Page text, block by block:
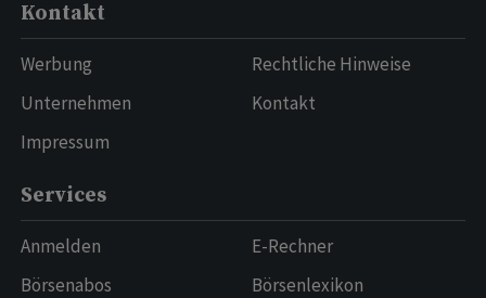
Kontakt
Werbung
Unternehmen
Impressum
Rechtliche Hinweise
Kontakt
Services
Anmelden
Börsenabos
E-Rechner
Börsenlexikon